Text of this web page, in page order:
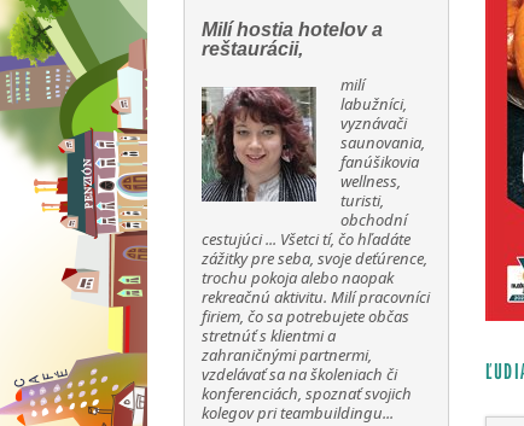
Milí hostia hotelov a
reštaurácii,
milí
labužníci,
vyznávači
saunovania,
fanúšikovia
wellness,
turisti,
obchodní
cestujúci ... Všetci tí, čo hľadáte
zážitky pre seba, svoje deťúrence,
trochu pokoja alebo naopak
rekreačnú aktivitu. Milí pracovníci
firiem, čo sa potrebujete občas
stretnúť s klientmi a
zahraničnými partnermi,
vzdelávať sa na školeniach či
konferenciách, spoznať svojich
kolegov pri teambuildingu...